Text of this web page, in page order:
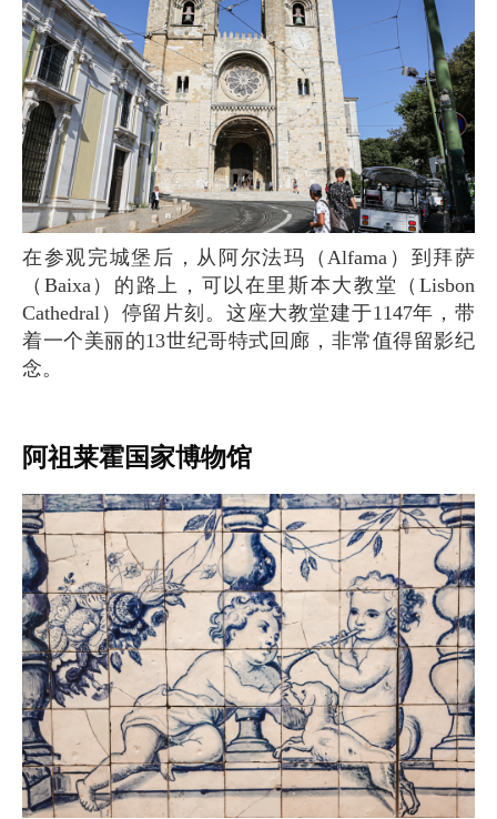
在参观完城堡后，从阿尔法玛（Alfama）到拜萨
（Baixa）的路上，可以在里斯本大教堂（Lisbon
Cathedral）停留片刻。这座大教堂建于1147年，带
着一个美丽的13世纪哥特式回廊，非常值得留影纪
念。
阿祖莱霍国家博物馆